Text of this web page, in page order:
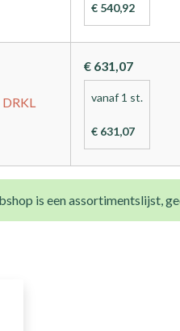
€ 540,92
DRKL
€ 631,07
vanaf 1 st.
€ 631,07
is een assortimentslijst,